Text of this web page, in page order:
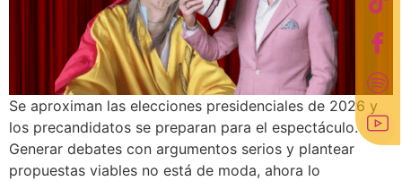
Se aproximan las elecciones presidenciales de 2026 y
los precandidatos se preparan para el espectáculo.
Generar debates con argumentos serios y plantear
propuestas viables no está de moda, ahora lo